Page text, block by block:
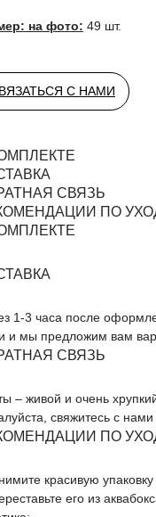
на фото: 49 шт.
С НАМИ
СВЯЗЬ
ПО
1-3 часа после
и мы предложим вам
СВЯЗЬ
– живой и очень
свяжитесь с
ПО
красивую упаковку
его из